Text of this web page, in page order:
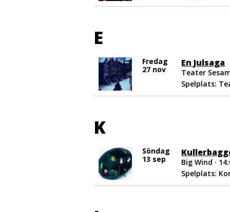
E
Fredag
27 nov
En Julsaga
Teater
Spelplats:
K
Söndag
13 sep
Big Wind ·
Spelplats: